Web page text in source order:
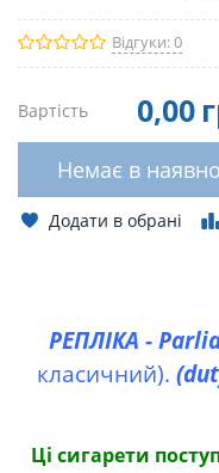
Відгуки: 0
Вартість 0,00
Немає в
Додати в обрані
РЕПЛІКА -
класичний). (
Ці сигарети